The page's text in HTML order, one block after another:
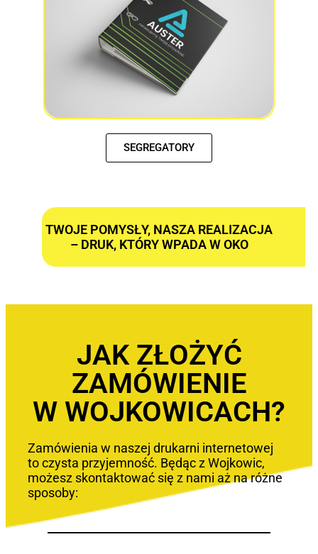
SEGREGATORY
TWOJE POMYSŁY, NASZA REALIZACJA
– DRUK, KTÓRY WPADA W OKO
JAK ZŁOŻYĆ
ZAMÓWIENIE
W WOJKOWICACH?
Zamówienia w naszej drukarni internetowej
to czysta przyjemność. Będąc z Wojkowic,
możesz skontaktować się z nami aż na różne
sposoby: